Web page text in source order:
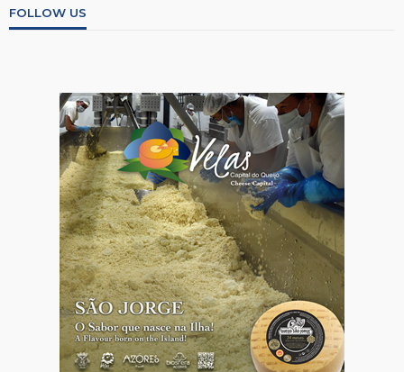
FOLLOW US